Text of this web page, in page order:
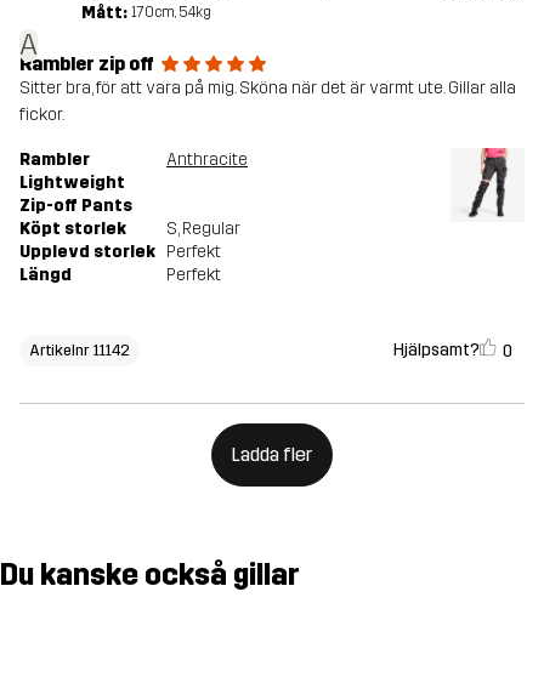
A
Mått: 170cm, 54kg
Rambler zip off
Sitter bra, för att vara på mig. Sköna när det är varmt ute. Gillar alla
fickor.
Rambler
Lightweight
Zip-off Pants
Anthracite
Köpt storlek S, Regular
Upplevd storlek Perfekt
Längd
Perfekt
Artikelnr 11142 Hjälpsamt? 0
Ladda fler
Du kanske också gillar